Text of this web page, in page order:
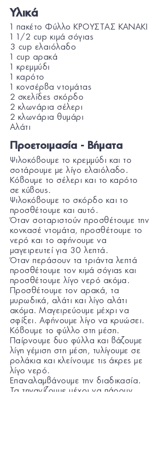
Υλικά
1 πακέτο Φύλλο ΚΡΟΥΣΤΑΣ KANAKI
1 1/2 cup κιμά σόγιας
3 cup ελαιόλαδο
1 cup αρακά
1 κρεμμύδι
1 καρότο
1 κονσέρβα ντομάτας
2 σκελίδες σκόρδο
2 κλωνάρια σέλερι
2 κλωνάρια θυμάρι
Αλάτι
Προετοιμασία - Βήματα
Ψιλοκόβουμε το κρεμμύδι και το
σοτάρουμε με λίγο ελαιόλαδο.
Κόβουμε το σέλερι και το καρότο
σε κύβους.
Ψιλοκόβουμε το σκόρδο και το
προσθέτουμε και αυτό.
Όταν σοταριστούν προσθέτουμε την
κονκασέ ντομάτα, προσθέτουμε το
νερό και το αφήνουμε να
μαγειρευτεί για 30 λεπτά.
Όταν περάσουν τα τριάντα λεπτά
προσθέτουμε τον κιμά σόγιας και
προσθέτουμε λίγο νερό ακόμα.
Προσθέτουμε τον αρακά, τα
μυρωδικά, αλάτι και λίγο αλάτι
ακόμα. Μαγειρεύουμε μέχρι να
σφίξει. Αφήνουμε λίγο να κρυώσει.
Κόβουμε το φύλλο στη μέση.
Παίρνουμε δυο φύλλα και βάζουμε
λίγη γέμιση στη μέση, τυλίγουμε σε
ρολάκια και κλείνουμε τις άκρες με
λίγο νερό.
Επαναλαμβάνουμε την διαδικασία.
Τα τηγανίζουμε μέχρι να πάρουν